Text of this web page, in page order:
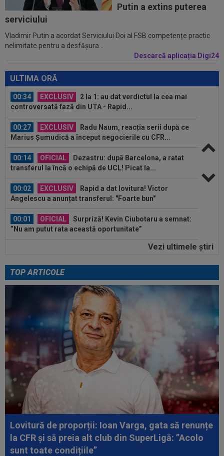
Putin a extins puterea
serviciului
Vladimir Putin a acordat Serviciului Doi al FSB competențe practic
nelimitate pentru a desfășura...
Descarcă aplicația Digi24
ULTIMA ORĂ
00:00
Rușii îl provoacă pe David Popovici înaintea
Europenelor: ”Va pierde aurul!”...
00:46 VIDEO
Daniel Pancu a ”explodat”, după UTA -
Rapid: ”Mamă, aoleu! Puțin respect nu...
anunțul ÎN DIRECT: ”Îi dau eu lui Gigi unul bun”
00:34 EXCLUSIV
2 la 1: au dat verdictul la cea mai
controversată fază din UTA - Rapid...
00:27 EXCLUSIV
Radu Naum, reacția serii după ce
Marius Șumudică a început negocierile cu CFR...
00:14 OFICIAL
Dezastru: după Barcelona, a ratat
transferul la încă o echipă de UCL! Picat la...
00:02 EXCLUSIV
Rapid a dat lovitura! Victor
Angelescu a anunțat transferul: "Foarte bun"
00:01 OFICIAL
Surpriză! Kevin Ciubotaru a semnat:
”Nu am putut rata această oportunitate”
Rușii îl provoacă pe David Popovici înaintea
00:46 VIDEO
Daniel Pancu a ”explodat”, după UTA -
Rapid: ”Mamă, aoleu! Puțin respect nu...
EXCLUSIV
Atacant pentru FCSB! A făcut
anunțul ÎN DIRECT: ”Îi dau eu lui Gigi unul bun”
00:34 EXCLUSIV
2 la 1: au dat verdictul la cea mai
controversată fază din UTA - Rapid...
00:27 EXCLUSIV
Radu Naum, reacția serii după ce
Marius Șumudică a început negocierile cu CFR...
00:14 OFICIAL
Dezastru: după Barcelona, a ratat
transferul la încă o echipă de UCL! Picat la...
Vezi ultimele ştiri
TOP ARTICOLE
Lovitură de proporții: Ioan Varga, gata să renunțe
la CFR și să preia alt club din SuperLigă: ”Acolo
sunt toate condițiile”